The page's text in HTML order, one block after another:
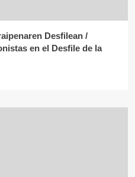
Desfilean /
en el Desfile de la